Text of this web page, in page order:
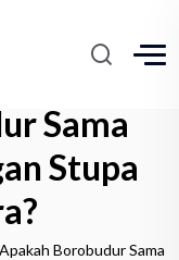
Sama
Stupa
Apakah Borobudur Sama